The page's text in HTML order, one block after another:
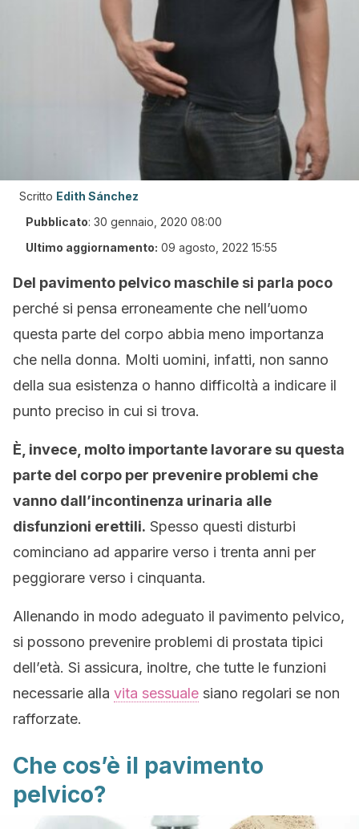
Scritto Edith Sánchez
Pubblicato: 30 gennaio, 2020 08:00
Ultimo aggiornamento: 09 agosto, 2022 15:55
Del pavimento pelvico maschile si parla poco
perché si pensa erroneamente che nell’uomo
questa parte del corpo abbia meno importanza
che nella donna. Molti uomini, infatti, non sanno
della sua esistenza o hanno difficoltà a indicare il
punto preciso in cui si trova.
È, invece, molto importante lavorare su questa
parte del corpo per prevenire problemi che
vanno dall’incontinenza urinaria alle
disfunzioni erettili. Spesso questi disturbi
cominciano ad apparire verso i trenta anni per
peggiorare verso i cinquanta.
Allenando in modo adeguato il pavimento pelvico,
si possono prevenire problemi di prostata tipici
dell’età. Si assicura, inoltre, che tutte le funzioni
necessarie alla vita sessuale siano regolari se non
rafforzate.
Che cos’è il pavimento
pelvico?